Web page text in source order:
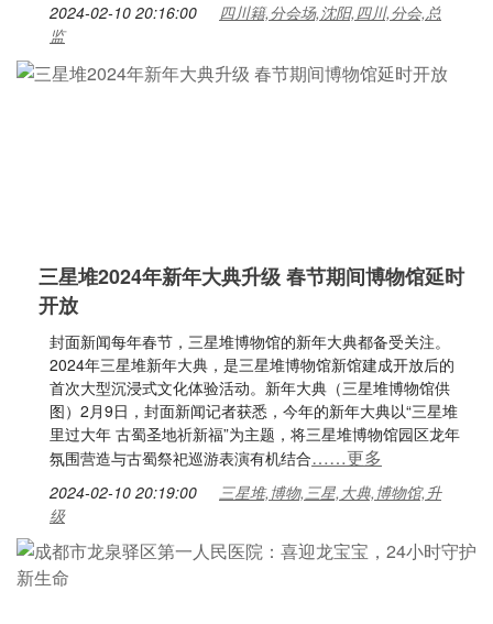
2024-02-10 20:16:00
四川籍,分会场,沈阳,四川,分会,总
监
三星堆2024年新年大典升级 春节期间博物馆延时
开放
封面新闻每年春节，三星堆博物馆的新年大典都备受关注。
2024年三星堆新年大典，是三星堆博物馆新馆建成开放后的
首次大型沉浸式文化体验活动。新年大典（三星堆博物馆供
图）2月9日，封面新闻记者获悉，今年的新年大典以“三星堆
里过大年 古蜀圣地祈新福”为主题，将三星堆博物馆园区龙年
氛围营造与古蜀祭祀巡游表演有机结合……更多
2024-02-10 20:19:00
三星堆,博物,三星,大典,博物馆,升
级